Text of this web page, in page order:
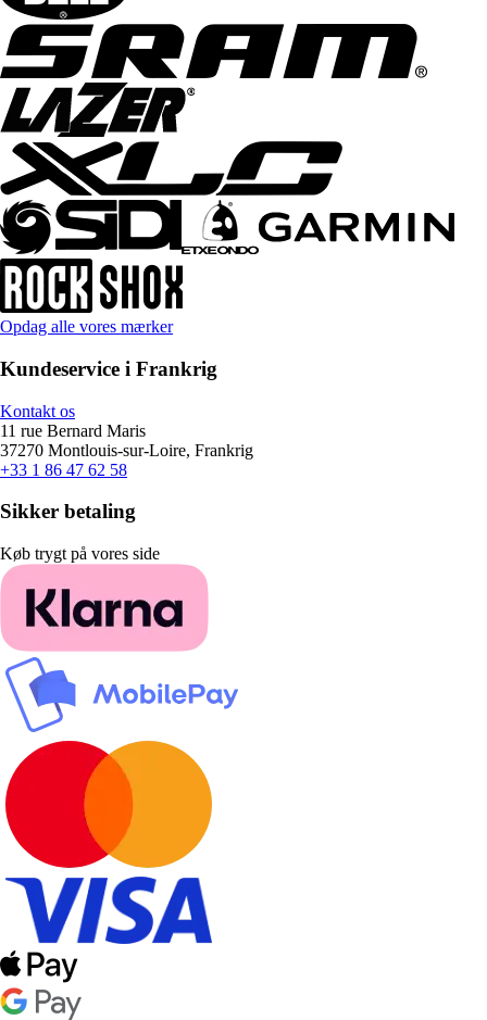
Opdag alle vores mærker
Kundeservice i Frankrig
Kontakt os
11 rue Bernard Maris
37270 Montlouis-sur-Loire, Frankrig
+33 1 86 47 62 58
Sikker betaling
Køb trygt på vores side